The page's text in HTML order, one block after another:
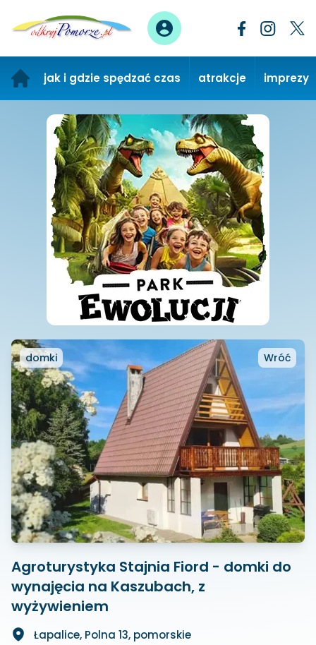
jak i gdzie spędzać czas atrakcje imprezy
domki Wróć
Agroturystyka Stajnia Fiord - domki do
wynajęcia na Kaszubach, z
wyżywieniem
Łapalice, Polna 13, pomorskie